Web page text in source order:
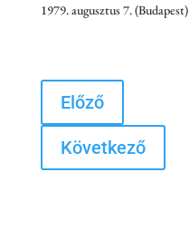
1979. augusztus 7. (Budapest)
Előző
Következő